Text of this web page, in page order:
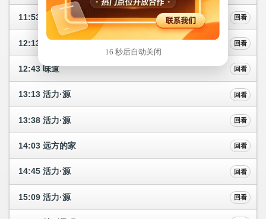
11:53 跟着书本去旅行 回看
12:13 味道（精编） 回看
12:43 味道 回看
13:13 活力·源 回看
13:38 活力·源 回看
14:03 远方的家 回看
14:45 活力·源 回看
15:09 活力·源 回看
16 秒后自动关闭